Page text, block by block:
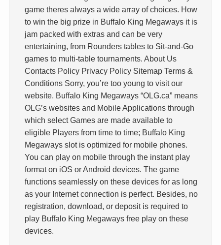
game theres always a wide array of choices. How
to win the big prize in Buffalo King Megaways it is
jam packed with extras and can be very
entertaining, from Rounders tables to Sit-and-Go
games to multi-table tournaments. About Us
Contacts Policy Privacy Policy Sitemap Terms &
Conditions Sorry, you’re too young to visit our
website. Buffalo King Megaways “OLG.ca” means
OLG’s websites and Mobile Applications through
which select Games are made available to
eligible Players from time to time; Buffalo King
Megaways slot is optimized for mobile phones.
You can play on mobile through the instant play
format on iOS or Android devices. The game
functions seamlessly on these devices for as long
as your Internet connection is perfect. Besides, no
registration, download, or deposit is required to
play Buffalo King Megaways free play on these
devices.